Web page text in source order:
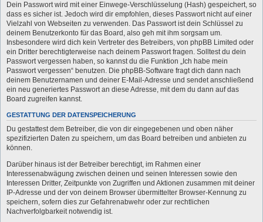
Dein Passwort wird mit einer Einwege-Verschlüsselung (Hash) gespeichert, so
dass es sicher ist. Jedoch wird dir empfohlen, dieses Passwort nicht auf einer
Vielzahl von Webseiten zu verwenden. Das Passwort ist dein Schlüssel zu
deinem Benutzerkonto für das Board, also geh mit ihm sorgsam um.
Insbesondere wird dich kein Vertreter des Betreibers, von phpBB Limited oder
ein Dritter berechtigterweise nach deinem Passwort fragen. Solltest du dein
Passwort vergessen haben, so kannst du die Funktion „Ich habe mein
Passwort vergessen“ benutzen. Die phpBB-Software fragt dich dann nach
deinem Benutzernamen und deiner E-Mail-Adresse und sendet anschließend
ein neu generiertes Passwort an diese Adresse, mit dem du dann auf das
Board zugreifen kannst.
GESTATTUNG DER DATENSPEICHERUNG
Du gestattest dem Betreiber, die von dir eingegebenen und oben näher
spezifizierten Daten zu speichern, um das Board betreiben und anbieten zu
können.
Darüber hinaus ist der Betreiber berechtigt, im Rahmen einer
Interessenabwägung zwischen deinen und seinen Interessen sowie den
Interessen Dritter, Zeitpunkte von Zugriffen und Aktionen zusammen mit deiner
IP-Adresse und der von deinem Browser übermittelter Browser-Kennung zu
speichern, sofern dies zur Gefahrenabwehr oder zur rechtlichen
Nachverfolgbarkeit notwendig ist.